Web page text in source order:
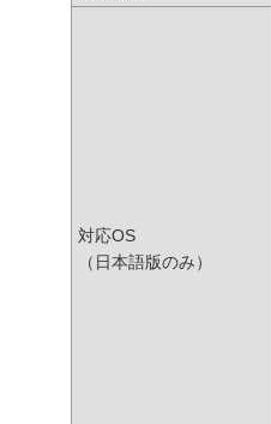
対応OS
（日本語版のみ）